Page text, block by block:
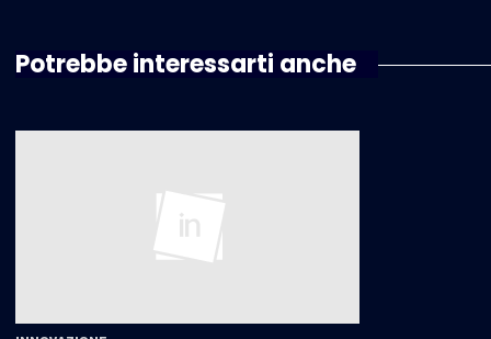
Potrebbe interessarti anche